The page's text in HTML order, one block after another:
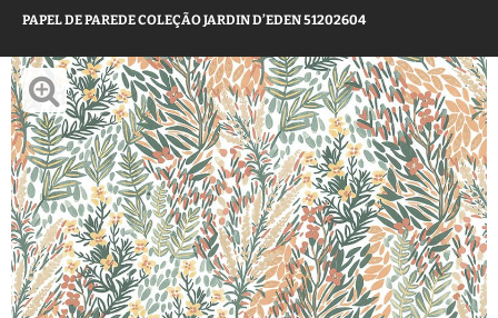
PAPEL DE PAREDE COLEÇÃO JARDIN D’EDEN 51202604